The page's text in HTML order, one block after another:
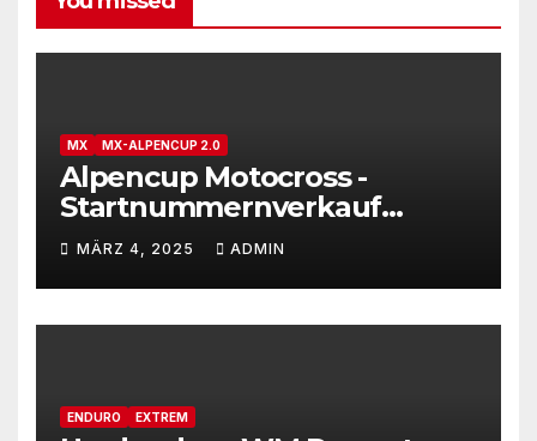
MX MX-ALPENCUP 2.0
Alpencup Motocross -
Startnummernverkauf
gestartet
MÄRZ 4, 2025 ADMIN
ENDURO EXTREM